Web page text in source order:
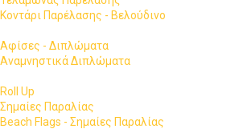
Κοντάρι Παρέλασης - Βελούδινο
Αφίσες - Διπλώματα
Αναμνηστικά Διπλώματα
Roll Up
Σημαίες Παραλίας
Beach Flags - Σημαίες Παραλίας